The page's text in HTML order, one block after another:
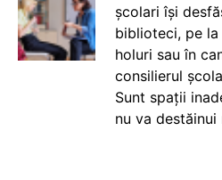
școlari își
biblioteci, pe
holuri sau în
consilierul
Sunt spații
nu va